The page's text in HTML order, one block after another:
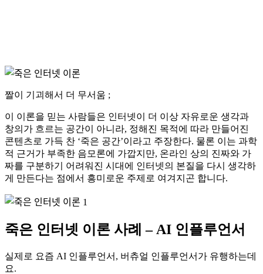
짤이 기괴해서 더 무서움 ;
이 이론을 믿는 사람들은 인터넷이 더 이상 자유로운 생각과
창의가 흐르는 공간이 아니라, 정해진 목적에 따라 만들어진
콘텐츠로 가득 찬 ‘죽은 공간’이라고 주장한다. 물론 이는 과학
적 근거가 부족한 음모론에 가깝지만, 온라인 상의 진짜와 가
짜를 구분하기 어려워진 시대에 인터넷의 본질을 다시 생각하
게 만든다는 점에서 흥미로운 주제로 여겨지곤 합니다.
죽은 인터넷 이론 사례 – AI 인플루언서
실제로 요즘 AI 인플루언서, 버츄얼 인플루언서가 유행하는데
요.